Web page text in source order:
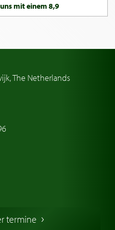
mit einem 8,9
The Netherlands
termine